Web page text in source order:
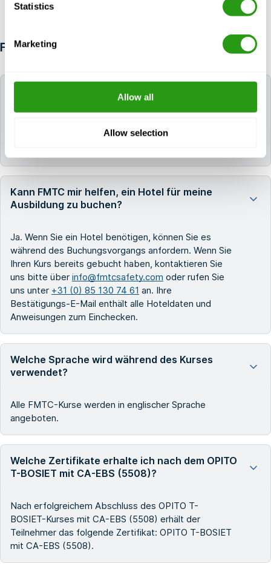
Statistics
Marketing
Allow all
Allow selection
FAQ
Wie lange sind die Zertifikate für OPITOT-
BOSIET mit CA-EBS (5508) gültig?
Das/die Zertifikat(e) für OPITOT-BOSIET mit CA-
Kann FMTC mir helfen, ein Hotel für meine
Ausbildung zu buchen?
Ja. Wenn Sie ein Hotel benötigen, können Sie es
während des Buchungsvorgangs anfordern. Wenn Sie
Ihren Kurs bereits gebucht haben, kontaktieren Sie
uns bitte über info@fmtcsafety.com oder rufen Sie
uns unter +31 (0) 85 130 74 61 an. Ihre
Bestätigungs-E-Mail enthält alle Hoteldaten und
Anweisungen zum Einchecken.
Welche Sprache wird während des Kurses
verwendet?
Alle FMTC-Kurse werden in englischer Sprache
angeboten.
Welche Zertifikate erhalte ich nach dem OPITO
T-BOSIET mit CA-EBS (5508)?
Nach erfolgreichem Abschluss des OPITO T-
BOSIET-Kurses mit CA-EBS (5508) erhält der
Teilnehmer das folgende Zertifikat: OPITO T-BOSIET
mit CA-EBS (5508).